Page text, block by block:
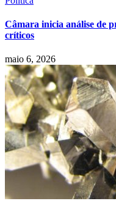
Câmara inicia análise de
críticos
maio 6, 2026